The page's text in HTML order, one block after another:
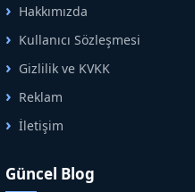
Hakkımızda
Kullanıcı Sözleşmesi
Gizlilik ve KVKK
Reklam
İletişim
Güncel Blog